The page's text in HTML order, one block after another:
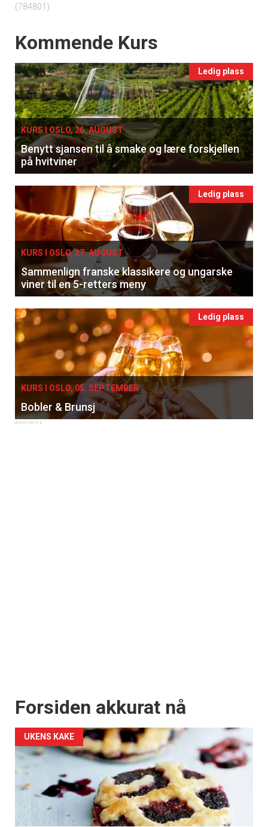
(784801)
Events
Kommende Kurs
Ledig plass
KURS I OSLO, 26. AUGUST
Benytt sjansen til å smake og lære forskjellen
på hvitviner
Ledig plass
KURS I OSLO, 27. AUGUST
Sammenlign franske klassikere og ungarske
viner til en 5-retters meny
Ledig plass
KURS I OSLO, 05. SEPTEMBER
Bobler & Brunsj
Forsiden akkurat nå
UKENS KAKE